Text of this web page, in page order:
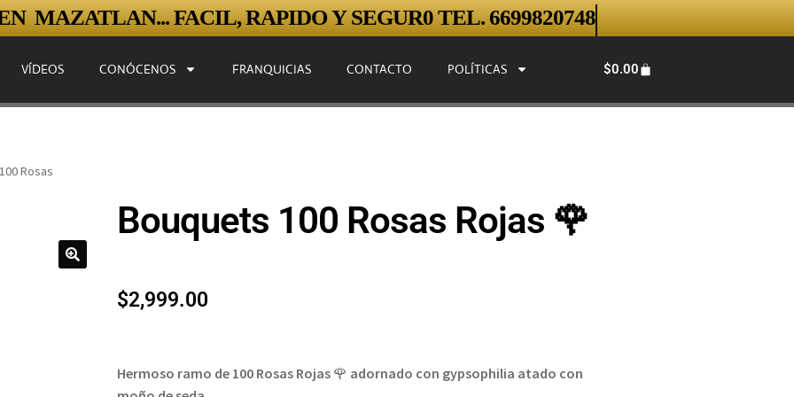
MAZATLAN... FACIL, RAPIDO Y SEGUR0 TEL. 6699820748
VÍDEOS CONÓCENOS FRANQUICIAS CONTACTO POLÍTICAS $0.00
Rosas
Bouquets 100 Rosas Rojas 🌹
$2,999.00
Hermoso ramo de 100 Rosas Rojas 🌹 adornado con gypsophilia atado con